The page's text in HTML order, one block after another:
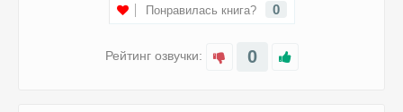
Рейтинг озвучки: 0
Понравилась книга? 0